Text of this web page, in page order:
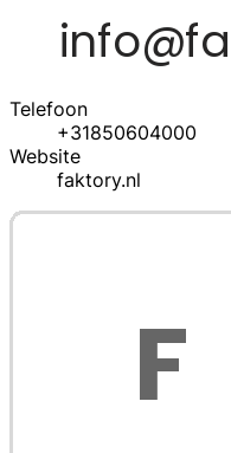
Telefoon
+31850604000
Website
faktory.nl